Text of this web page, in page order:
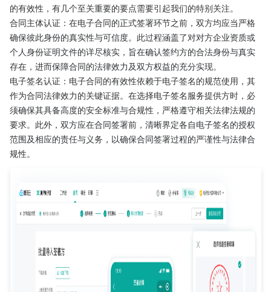
的有效性，有几个至关重要的要点需要引起我们的特别关注。
合同主体认证：在电子合同的正式签署环节之前，双方均应当严格
确保彼此身份的真实性与可信度。此过程涵盖了对对方企业资质或
个人身份证明文件的详尽核实，旨在确认签约方的合法身份与真实
存在，进而保障合同的法律效力及双方权益的充分实现。
电子签名认证：电子合同的有效性依赖于电子签名的规范使用，其
作为合同法律效力的关键证据。在选择电子签名服务提供方时，必
须确保其具备高度的安全标准与合规性，严格遵守相关法律法规的
要求。此外，双方应在合同签署前，清晰界定各自电子签名的授权
范围及相应的责任与义务，以确保合同签署过程的严谨性与法律合
规性。